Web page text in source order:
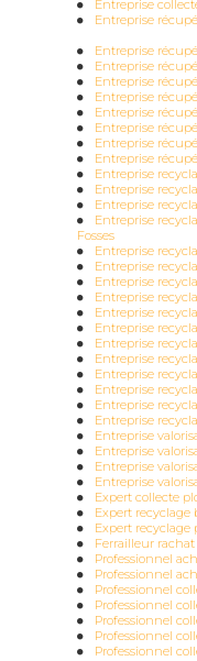
Entreprise
Entreprise
Entreprise
Entreprise
Entreprise
Entreprise
Entreprise
Entreprise
Entreprise
Entreprise
Entreprise
Entreprise
Entreprise
Entreprise
Fosses
Entreprise
Entreprise
Entreprise
Entreprise
Entreprise
Entreprise
Entreprise
Entreprise
Entreprise
Entreprise
Entreprise
Entreprise
Entreprise
Entreprise
Entreprise
Entreprise
Expert collecte
Expert recyclage
Expert recyclage
Ferrailleur
Professionnel
Professionnel
Professionnel
Professionnel
Professionnel
Professionnel
Professionnel